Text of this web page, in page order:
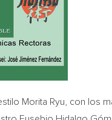
Morita Ryu , con los